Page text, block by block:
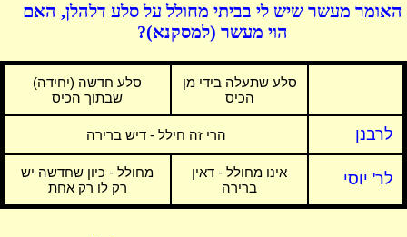
האומר מעשר שיש לי בביתי מחולל על סלע דלהלן, האם
הוי מעשר (למסקנא)?
סלע שתעלה בידי מן
הכיס
סלע חדשה (יחידה)
שבתוך הכיס
לרבנן הרי זה חילל - דיש ברירה
לר' יוסי
אינו מחולל - דאין
ברירה
מחולל - כיון שחדשה יש
רק לו רק אחת